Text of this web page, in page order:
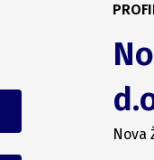
Nova